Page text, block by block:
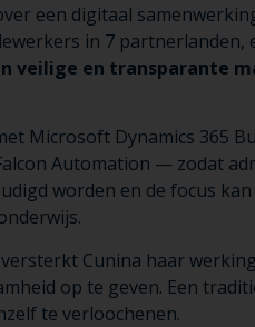
een digitaal
in 7 partnerlanden,
veilige en transparante
Microsoft Dynamics 365
Automation — zodat
worden en de focus
Cunina haar
op te geven. Een
te verloochenen.